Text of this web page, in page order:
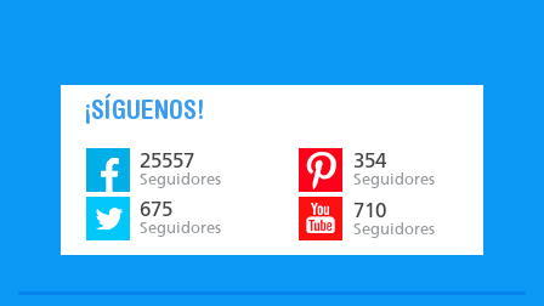
¡SÍGUENOS!
25557
Seguidores
675
Seguidores
354
Seguidores
710
Seguidores